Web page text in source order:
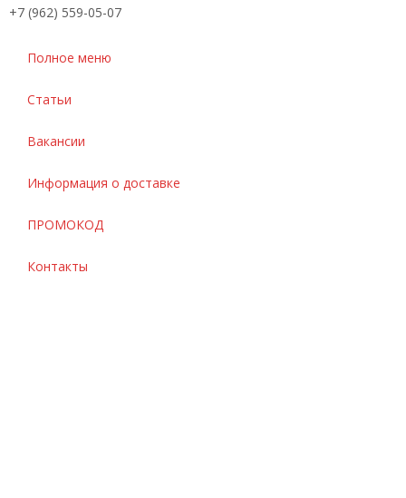
+7 (962) 559-05-07
Полное меню
Статьи
Вакансии
Информация о доставке
ПРОМОКОД
Контакты